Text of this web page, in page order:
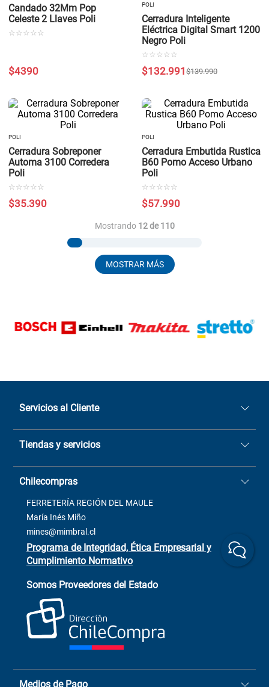
Candado 32Mm Pop
Celeste 2 Llaves Poli
☆ ☆ ☆ ☆ ☆
$4390
POLI
Cerradura Inteligente
Eléctrica Digital Smart 1200
Negro Poli
☆ ☆ ☆ ☆ ☆
$139.990
$132.991
POLI
Cerradura Sobreponer
Automa 3100 Corredera
Poli
☆ ☆ ☆ ☆ ☆
$35.390
POLI
Cerradura Embutida Rustica
B60 Pomo Acceso Urbano
Poli
☆ ☆ ☆ ☆ ☆
$57.990
Mostrando 12 de 110
MOSTRAR MÁS
Servicios al Cliente
Quiénes somos
Sucursales
Términos y condiciones
Contacto
Venta Terreno
Trabaja con Nosotros
+(73) 256
ChileCompras
+56 9 9888 9549
Tiendas y servicios
Casa Matriz: Avenida Chorrillos
2137 San Javier, Fono (73)
Chilecompras
FERRETERÍA REGIÓN DEL MAULE
María Inés Miño
mines@mimbral.cl
Programa de Integridad, Ética Empresarial y
Cumplimiento Normativo
Somos Proveedores del Estado
Medios de Pago